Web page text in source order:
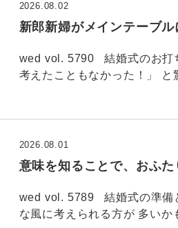
新郎新婦がメインテーブル
2026.08.02
wed vol. 5790 結婚式のお打
考えたこともなかった！」
意味を知ることで、おふ
2026.08.01
wed vol. 5789 結婚式の準備
な風に考えられる方が 多い